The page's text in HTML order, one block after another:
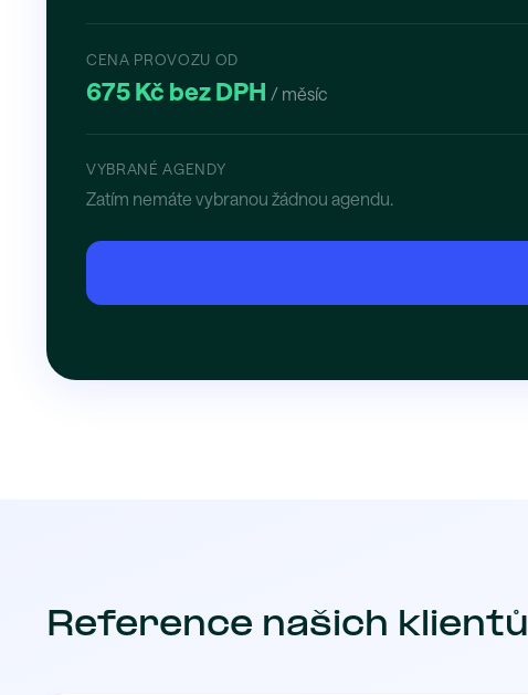
CENA PROVOZU OD
675 Kč bez DPH / měsíc
VYBRANÉ AGENDY
Zatím nemáte vybranou žádnou agendu.
Reference našich klientů